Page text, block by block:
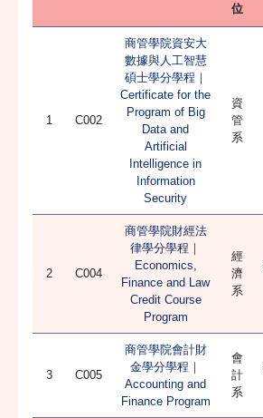
位
1 C002
商管學院資安大
數據與人工智慧
碩士學分學程｜
Certificate for the
Program of Big
Data and
Artificial
Intelligence in
Information
Security
資
管
系
2 C004
商管學院財經法
律學分學程｜
Economics,
Finance and Law
Credit Course
Program
經
濟
系
3 C005
商管學院會計財
金學分學程｜
Accounting and
Finance Program
會
計
系